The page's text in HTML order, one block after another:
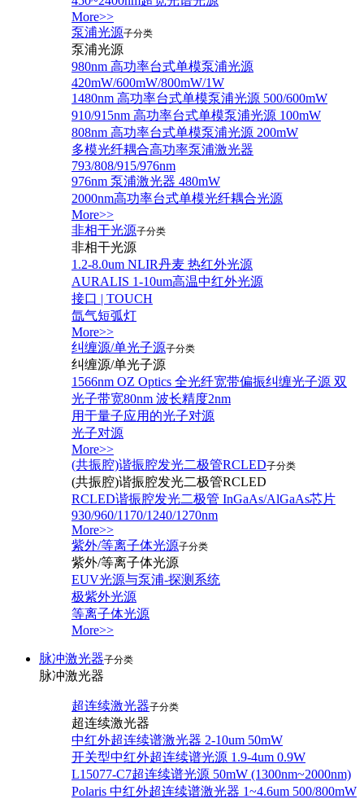
More>>
泵浦光源子分类
泵浦光源
980nm 高功率台式单模泵浦光源
420mW/600mW/800mW/1W
1480nm 高功率台式单模泵浦光源 500/600mW
910/915nm 高功率台式单模泵浦光源 100mW
808nm 高功率台式单模泵浦光源 200mW
多模光纤耦合高功率泵浦激光器
793/808/915/976nm
976nm 泵浦激光器 480mW
2000nm高功率台式单模光纤耦合光源
More>>
非相干光源子分类
非相干光源
1.2-8.0um NLIR丹麦 热红外光源
AURALIS 1-10um高温中红外光源
接口 | TOUCH
氙气短弧灯
More>>
纠缠源/单光子源子分类
纠缠源/单光子源
1566nm OZ Optics 全光纤宽带偏振纠缠光子源 双
光子带宽80nm 波长精度2nm
用于量子应用的光子对源
光子对源
More>>
(共振腔)谐振腔发光二极管RCLED子分类
(共振腔)谐振腔发光二极管RCLED
RCLED谐振腔发光二极管 InGaAs/AlGaAs芯片
930/960/1170/1240/1270nm
More>>
紫外/等离子体光源子分类
紫外/等离子体光源
EUV光源与泵浦-探测系统
极紫外光源
等离子体光源
More>>
脉冲激光器子分类
脉冲激光器
超连续激光器子分类
超连续激光器
中红外超连续谱激光器 2-10um 50mW
开关型中红外超连续谱光源 1.9-4um 0.9W
L15077-C7超连续谱光源 50mW (1300nm~2000nm)
Polaris 中红外超连续谱激光器 1~4.6um 500/800mW